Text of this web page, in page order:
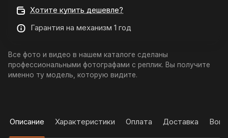
Хотите купить дешевле?
Гарантия на механизм 1 год
Все фото и видео в нашем каталоге сделаны
профессиональными фотографами с реплик. Вы получите
именно ту модель, которую видите.
Описание Характеристики Оплата Доставка